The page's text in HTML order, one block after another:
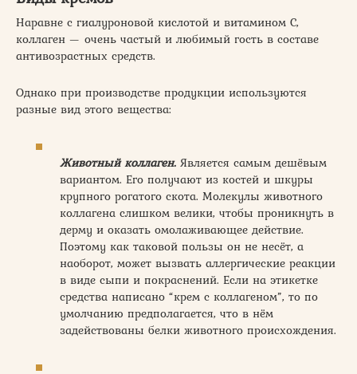
Наравне с гиалуроновой кислотой и витамином С,
коллаген — очень частый и любимый гость в составе
антивозрастных средств.
Однако при производстве продукции используются
разные вид этого вещества:
Животный коллаген. Является самым дешёвым
вариантом. Его получают из костей и шкуры
крупного рогатого скота. Молекулы животного
коллагена слишком велики, чтобы проникнуть в
дерму и оказать омолаживающее действие.
Поэтому как таковой пользы он не несёт, а
наоборот, может вызвать аллергические реакции
в виде сыпи и покраснений. Если на этикетке
средства написано “крем с коллагеном”, то по
умолчанию предполагается, что в нём
задействованы белки животного происхождения.